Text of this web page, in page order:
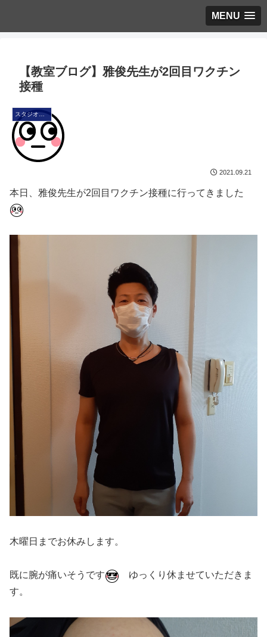
MENU
【教室ブログ】雅俊先生が2回目ワクチン
接種
スタジオ・ブログ
2021.09.21
本日、雅俊先生が2回目ワクチン接種に行ってきました
木曜日までお休みします。
既に腕が痛いそうです
ゆっくり休ませていただきま
す。